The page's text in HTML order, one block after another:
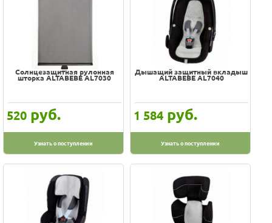
Солнцезащитная рулонная
шторка ALTABEBE AL7030
520 руб.
Узнать о поступлении
Дышащий защитный вкладыш
ALTABEBE AL7040
1 584 руб.
Узнать о поступлении